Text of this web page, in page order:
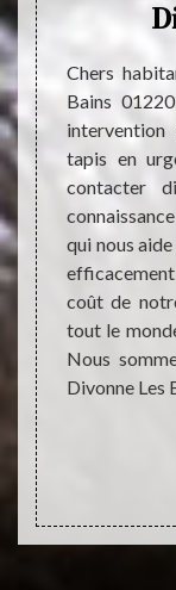
tapis
il
clef
une
de
Chers
Bains
tapis en
contacter
qui nous
coût de
tout le
Nous
Divonne Les